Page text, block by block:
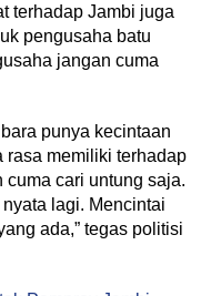
terhadap Jambi juga
pengusaha batu
jangan cuma
punya kecintaan
rasa memiliki terhadap
cuma cari untung saja.
lagi. Mencintai
ada,” tegas politisi